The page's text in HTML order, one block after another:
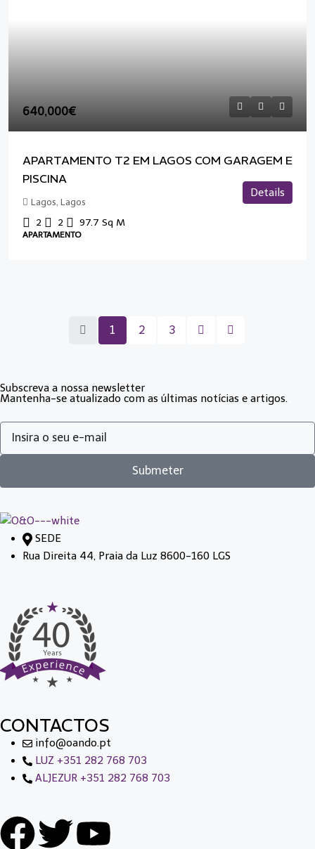
640,000€
APARTAMENTO T2 EM LAGOS COM GARAGEM E
PISCINA
Lagos, Lagos
2 2 97.7 Sq M
APARTAMENTO
Details
1 2 3
Subscreva a nossa newsletter
Mantenha-se atualizado com as últimas notícias e artigos.
Submeter
SEDE
Rua Direita 44, Praia da Luz 8600-160 LGS
CONTACTOS
info@oando.pt
LUZ +351 282 768 703
ALJEZUR +351 282 768 703